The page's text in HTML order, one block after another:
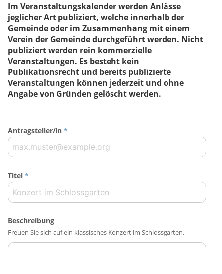
Im Veranstaltungskalender werden Anlässe
jeglicher Art publiziert, welche innerhalb der
Gemeinde oder im Zusammenhang mit einem
Verein der Gemeinde durchgeführt werden. Nicht
publiziert werden rein kommerzielle
Veranstaltungen. Es besteht kein
Publikationsrecht und bereits publizierte
Veranstaltungen können jederzeit und ohne
Angabe von Gründen gelöscht werden.
Antragsteller/in *
Titel *
Beschreibung
Freuen Sie sich auf ein klassisches Konzert im Schlossgarten.